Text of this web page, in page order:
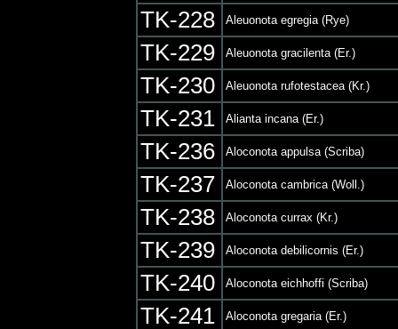
TK-228 Aleuonota egregia (Rye)
TK-229 Aleuonota gracilenta (Er.)
TK-230 Aleuonota rufotestacea (Kr.)
TK-231 Alianta incana (Er.)
TK-236 Aloconota appulsa (Scriba)
TK-237 Aloconota cambrica (Woll.)
TK-238 Aloconota currax (Kr.)
TK-239 Aloconota debilicornis (Er.)
TK-240 Aloconota eichhoffi (Scriba)
TK-241 Aloconota gregaria (Er.)